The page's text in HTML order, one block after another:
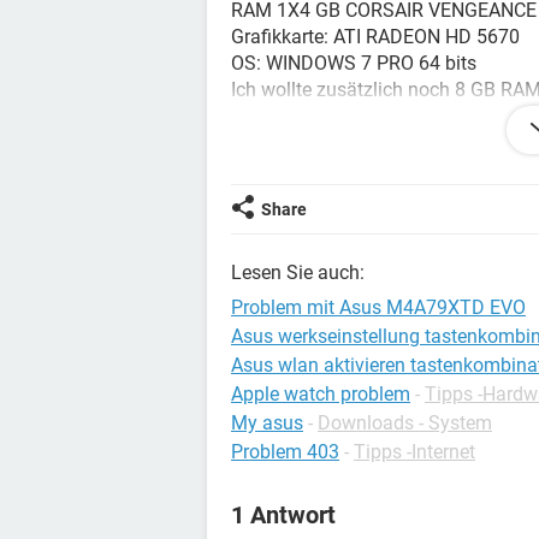
RAM 1X4 GB CORSAIR
Grafikkarte: ATI RADEON HD 5670
OS: WINDOWS 7 PRO 64 bits
Ich wollte zusätzlich noch 8 GB
stecken, mein Rechner will dann
oder B1 und (A1 oder A2) geht man
Einzige Kombination die noch
Kann mir jemand erklÄren, warum
Danke
Share
Lesen Sie auch:
Problem mit Asus M4A79XTD EVO
Asus werkseinstellung
Asus wlan aktivieren
Apple watch problem - Tipps -
My asus - Downloads - System
Problem 403 - Tipps -Internet
1 Antwort